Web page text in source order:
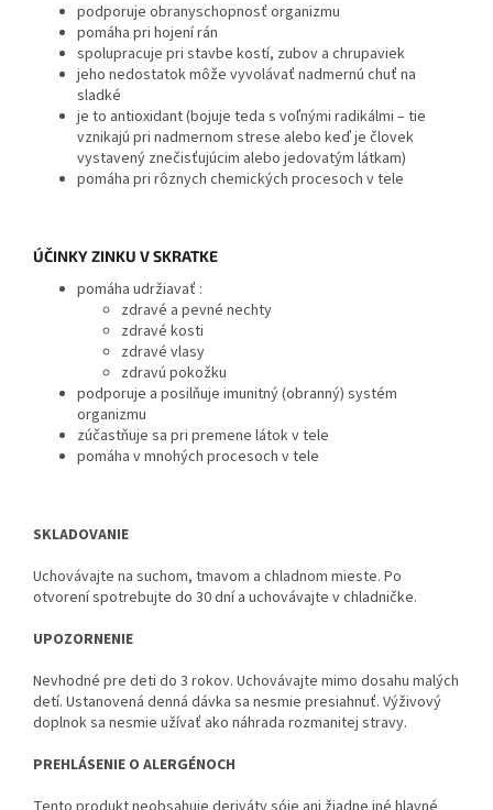
podporuje obranyschopnosť organizmu
pomáha pri hojení rán
spolupracuje pri stavbe kostí, zubov a chrupaviek
jeho nedostatok môže vyvolávať nadmernú chuť na
sladké
je to antioxidant (bojuje teda s voľnými radikálmi – tie
vznikajú pri nadmernom strese alebo keď je človek
vystavený znečisťujúcim alebo jedovatým látkam)
pomáha pri rôznych chemických procesoch v tele
ÚČINKY ZINKU V SKRATKE
pomáha udržiavať :
zdravé a pevné nechty
zdravé kosti
zdravé vlasy
zdravú pokožku
podporuje a posilňuje imunitný (obranný) systém
organizmu
zúčastňuje sa pri premene látok v tele
pomáha v mnohých procesoch v tele
SKLADOVANIE
Uchovávajte na suchom, tmavom a chladnom mieste. Po
otvorení spotrebujte do 30 dní a uchovávajte v chladničke.
UPOZORNENIE
Nevhodné pre deti do 3 rokov. Uchovávajte mimo dosahu malých
detí. Ustanovená denná dávka sa nesmie presiahnuť. Výživový
doplnok sa nesmie užívať ako náhrada rozmanitej stravy.
PREHLÁSENIE O ALERGÉNOCH